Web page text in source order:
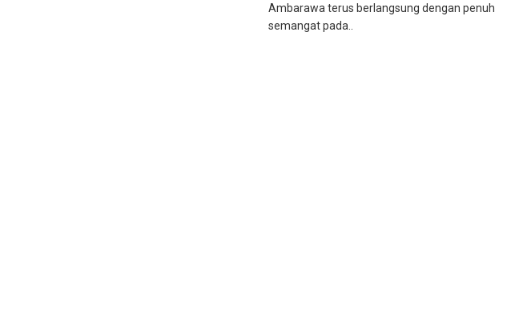
Ambarawa terus berlangsung dengan penuh
semangat pada..